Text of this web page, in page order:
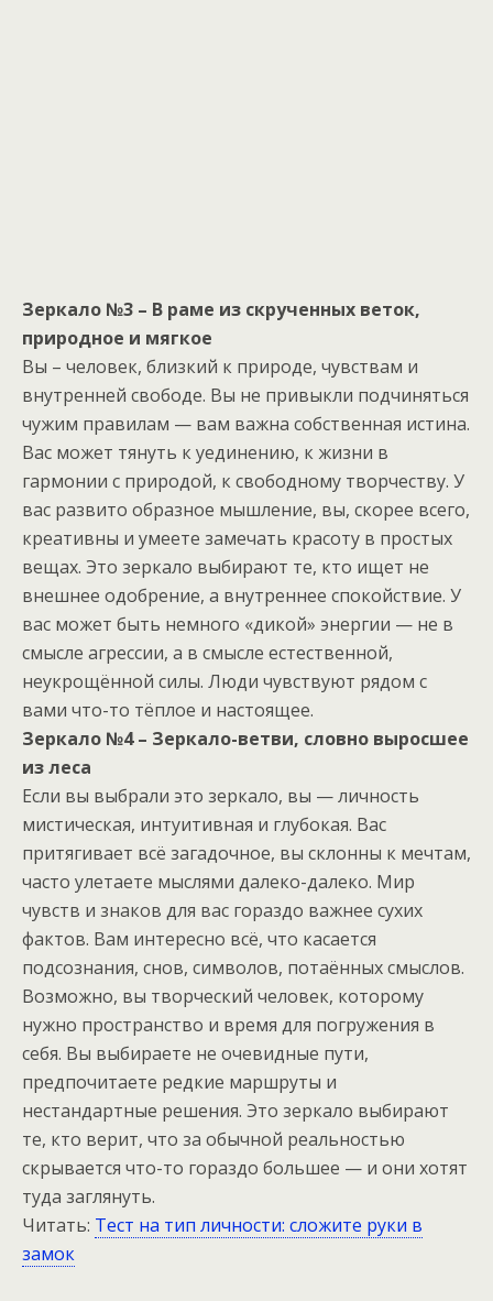
Зеркало №3 – В раме из скрученных веток,
природное и мягкое
Вы – человек, близкий к природе, чувствам и
внутренней свободе. Вы не привыкли подчиняться
чужим правилам — вам важна собственная истина.
Вас может тянуть к уединению, к жизни в
гармонии с природой, к свободному творчеству. У
вас развито образное мышление, вы, скорее всего,
креативны и умеете замечать красоту в простых
вещах. Это зеркало выбирают те, кто ищет не
внешнее одобрение, а внутреннее спокойствие. У
вас может быть немного «дикой» энергии — не в
смысле агрессии, а в смысле естественной,
неукрощённой силы. Люди чувствуют рядом с
вами что-то тёплое и настоящее.
Зеркало №4 – Зеркало-ветви, словно выросшее
из леса
Если вы выбрали это зеркало, вы — личность
мистическая, интуитивная и глубокая. Вас
притягивает всё загадочное, вы склонны к мечтам,
часто улетаете мыслями далеко-далеко. Мир
чувств и знаков для вас гораздо важнее сухих
фактов. Вам интересно всё, что касается
подсознания, снов, символов, потаённых смыслов.
Возможно, вы творческий человек, которому
нужно пространство и время для погружения в
себя. Вы выбираете не очевидные пути,
предпочитаете редкие маршруты и
нестандартные решения. Это зеркало выбирают
те, кто верит, что за обычной реальностью
скрывается что-то гораздо большее — и они хотят
туда заглянуть.
Читать: Тест на тип личности: сложите руки в
замок